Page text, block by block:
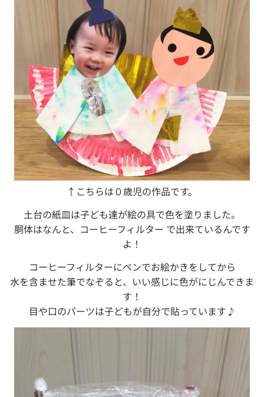
↑こちらは０歳児の作品です。
土台の紙皿は子ども達が絵の具で色を塗りました。
胴体はなんと、コーヒーフィルター で出来ているんです
よ！
コーヒーフィルターにペンでお絵かきをしてから
水を含ませた筆でなぞると、いい感じに色がにじんできま
す！
目や口のパーツは子どもが自分で貼っています♪